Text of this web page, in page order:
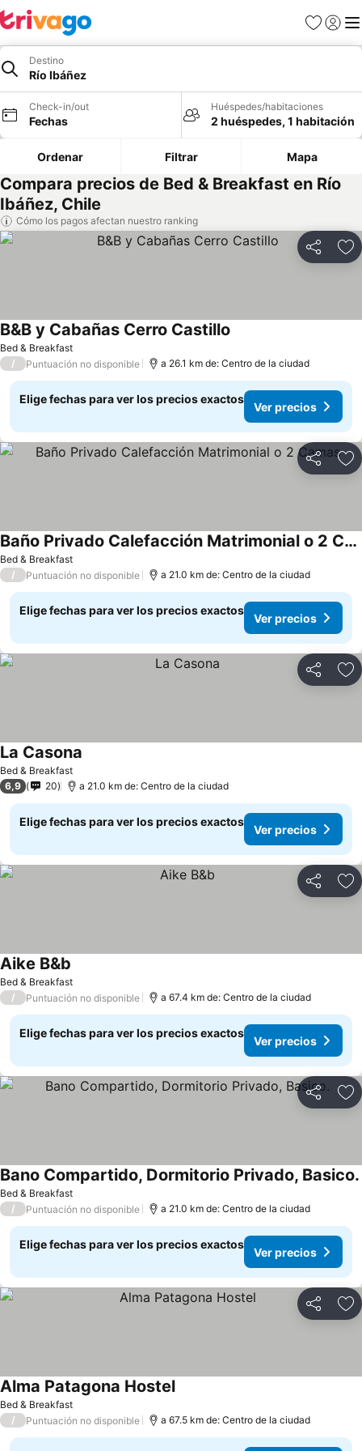
Favoritos
Iniciar
Destino
Río Ibáñez
Check-in/out
Fechas
Huéspedes/habitaciones
2 huéspedes, 1 habitación
Ordenar Filtrar Mapa
Compara precios de Bed & Breakfast en Río
Ibáñez, Chile
Cómo los pagos afectan nuestro ranking
Compartir
Bed & Breakfast
B&B y Cabañas Cerro Castillo
/ Puntuación no disponible a 26.1 km de: Centro de la ciudad
Elige fechas para ver los precios exactos
Ver precios
Compartir
Bed & Breakfast
Baño Privado Calefacción Matrimonial o 2 Camas
/ Puntuación no disponible a 21.0 km de: Centro de la ciudad
Elige fechas para ver los precios exactos
Ver precios
Compartir
Bed & Breakfast
La Casona
6,9 20 a 21.0 km de: Centro de la ciudad
Elige fechas para ver los precios exactos
Ver precios
Compartir
Bed & Breakfast
Aike B&b
/ Puntuación no disponible a 67.4 km de: Centro de la ciudad
Elige fechas para ver los precios exactos
Ver precios
Compartir
Bed & Breakfast
Bano Compartido, Dormitorio Privado, Basico.
/ Puntuación no disponible a 21.0 km de: Centro de la ciudad
Elige fechas para ver los precios exactos
Ver precios
Compartir
Bed & Breakfast
Alma Patagona Hostel
/ Puntuación no disponible a 67.5 km de: Centro de la ciudad